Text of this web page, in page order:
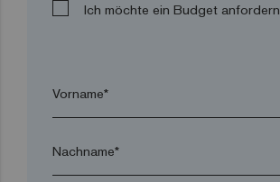
Ich möchte ein Budget anfordern
Vorname*
Nachname*